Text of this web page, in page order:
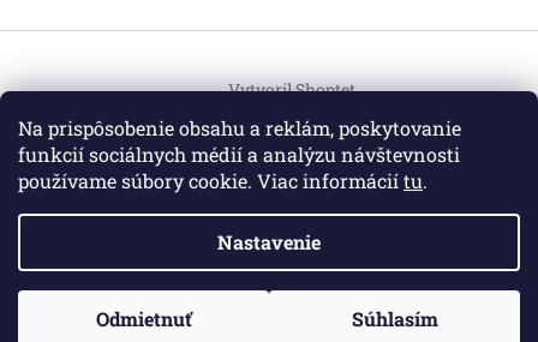
Na prispôsobenie obsahu a reklám, poskytovanie
funkcií sociálnych médií a analýzu návštevnosti
používame súbory cookie. Viac informáciítu.
Nastavenie
Odmietnuť Súhlasím
ZO ZDRAVOTNÝCH DÔVODOV BUDÚ VAŠE OBJEDNÁVKY
p
Vytvoril Shoptet
Copyright 2026HEMI Elektro. Všetky práva vyhradené.
Upraviť nastavenie cookies
Informácie pre vás
|Certifikáty| Kontakt|Obchodné